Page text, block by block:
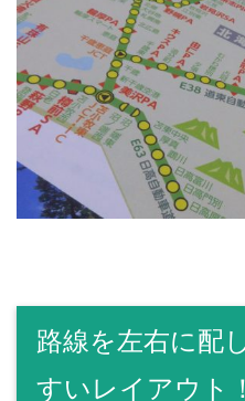
路線を左右に配
すいレイアウト！